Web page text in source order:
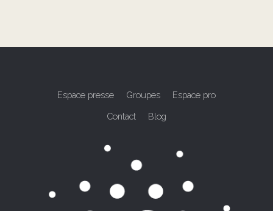
Espace presse Groupes Espace pro
Contact Blog